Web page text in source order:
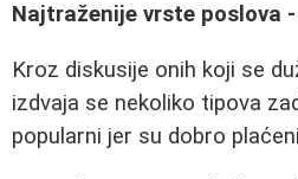
Najtraženije vrste poslova
Kroz diskusije onih koji se
izdvaja se nekoliko tipova
popularni jer su dobro